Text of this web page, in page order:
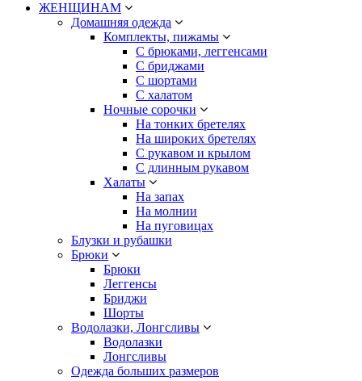
ЖЕНЩИНАМ
Домашняя одежда
Комплекты, пижамы
С брюками, леггенсами
С бриджами
С шортами
С халатом
Ночные сорочки
На тонких бретелях
На широких бретелях
С рукавом и крылом
С длинным рукавом
Халаты
На запах
На молнии
На пуговицах
Блузки и рубашки
Брюки
Брюки
Леггенсы
Бриджи
Шорты
Водолазки, Лонгсливы
Водолазки
Лонгсливы
Одежда больших размеров